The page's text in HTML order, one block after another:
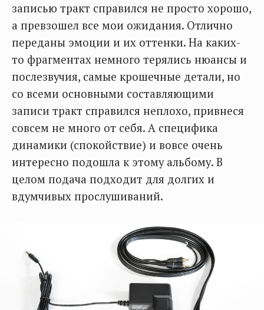
записью тракт справился не просто хорошо,
а превзошел все мои ожидания. Отлично
переданы эмоции и их оттенки. На каких-
то фрагментах немного терялись нюансы и
послезвучия, самые крошечные детали, но
со всеми основными составляющими
записи тракт справился неплохо, привнеся
совсем не много от себя. А специфика
динамики (спокойствие) и вовсе очень
интересно подошла к этому альбому. В
целом подача подходит для долгих и
вдумчивых прослушиваний.